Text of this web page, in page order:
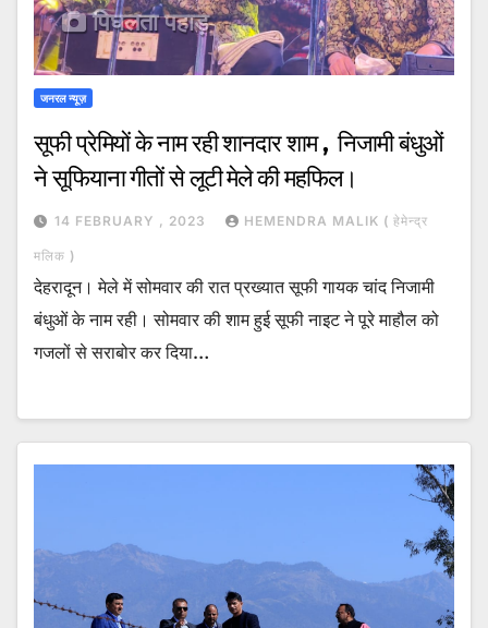
जनरल न्यूज़
सूफी प्रेमियों के नाम रही शानदार शाम , निजामी बंधुओं
ने सूफियाना गीतों से लूटी मेले की महफिल।
14 FEBRUARY , 2023 HEMENDRA MALIK ( हेमेन्द्र
मलिक )
देहरादून। मेले में सोमवार की रात प्रख्यात सूफी गायक चांद निजामी
बंधुओं के नाम रही। सोमवार की शाम हुई सूफी नाइट ने पूरे माहौल को
गजलों से सराबोर कर दिया…